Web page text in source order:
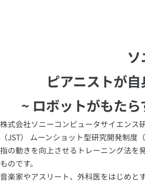
ピアニストが
~ ロボットがもた
株式会社ソニーコンピュータサイエン
（JST） ムーンショット型研究開発制
指の動きを向上させるトレーニング法を
ものです。
音楽家やアスリート、外科医をはじめと